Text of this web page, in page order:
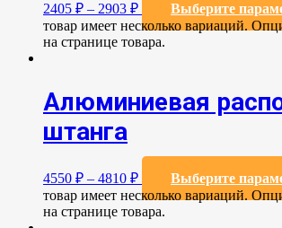
2405 ₽ – 2903 ₽ Выберите
товар имеет несколько вариаций.
на странице товара.
Алюминиевая
штанга
4550 ₽ – 4810 ₽ Выберите
товар имеет несколько вариаций.
на странице товара.